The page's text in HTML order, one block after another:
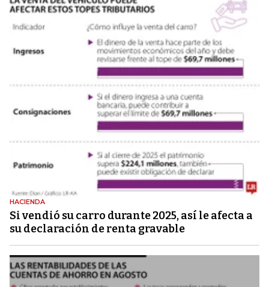
HACIENDA
Si vendió su carro durante 2025, así le afecta a
su declaración de renta gravable